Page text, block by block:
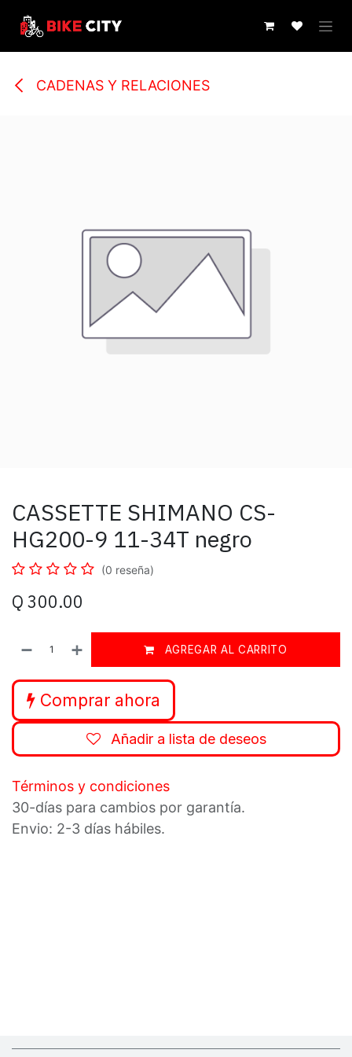
CADENAS Y RELACIONES
CASSETTE SHIMANO CS-
HG200-9 11-34T negro
(0 reseña)
Q 300.00
AGREGAR AL CARRITO
Comprar ahora
Añadir a lista de deseos
Términos y condiciones
30-días para cambios por garantía.
Envio: 2-3 días hábiles.